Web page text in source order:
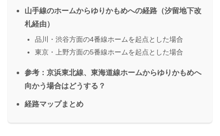
山手線のホームからゆりかもめへの経路（汐留地下改
札経由）
品川・渋谷方面の4番線ホームを起点とした場合
東京・上野方面の5番線ホームを起点とした場合
参考：京浜東北線、東海道線ホームからゆりかもめへ
向かう場合はどうする？
経路マップまとめ